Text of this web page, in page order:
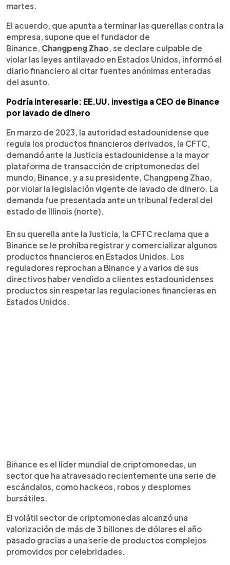
martes.
El acuerdo, que apunta a terminar las querellas contra la
empresa, supone que el fundador de
Binance, Changpeng Zhao , se declare culpable de
violar las leyes antilavado en Estados Unidos, informó el
diario financiero al citar fuentes anónimas enteradas
del asunto.
Podría interesarle: EE.UU. investiga a CEO de Binance
por lavado de dinero
En marzo de 2023, la autoridad estadounidense que
regula los productos financieros derivados, la CFTC,
demandó ante la Justicia estadounidense a la mayor
plataforma de transacción de criptomonedas del
mundo, Binance, y a su presidente, Changpeng Zhao,
por violar la legislación vigente de lavado de dinero. La
demanda fue presentada ante un tribunal federal del
estado de Illinois (norte).
En su querella ante la Justicia, la CFTC reclama que a
Binance se le prohíba registrar y comercializar algunos
productos financieros en Estados Unidos. Los
reguladores reprochan a Binance y a varios de sus
directivos haber vendido a clientes estadounidenses
productos sin respetar las regulaciones financieras en
Estados Unidos.
Binance es el líder mundial de criptomonedas, un
sector que ha atravesado recientemente una serie de
escándalos, como hackeos, robos y desplomes
bursátiles.
El volátil sector de criptomonedas alcanzó una
valorización de más de 3 billones de dólares el año
pasado gracias a una serie de productos complejos
promovidos por celebridades.